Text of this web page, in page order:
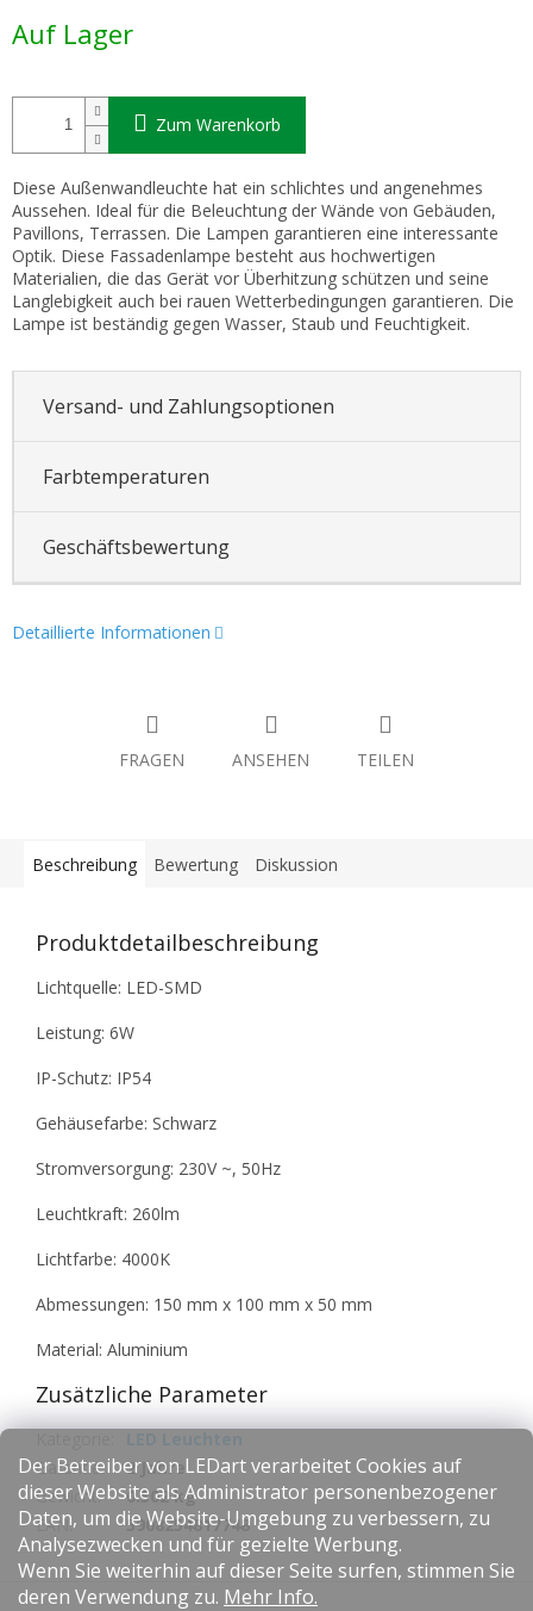
Der Betreiber von LEDart verarbeitet Cookies auf
dieser Website als Administrator personenbezogener
Daten, um die Website-Umgebung zu verbessern, zu
Analysezwecken und für gezielte Werbung.
Wenn Sie weiterhin auf dieser Seite surfen, stimmen Sie
deren Verwendung zu. Mehr Info.
Auf Lager
Zum Warenkorb
Diese Außenwandleuchte hat ein schlichtes und angenehmes
Aussehen. Ideal für die Beleuchtung der Wände von Gebäuden,
Pavillons, Terrassen. Die Lampen garantieren eine interessante
Optik. Diese Fassadenlampe besteht aus hochwertigen
Materialien, die das Gerät vor Überhitzung schützen und seine
Langlebigkeit auch bei rauen Wetterbedingungen garantieren. Die
Lampe ist beständig gegen Wasser, Staub und Feuchtigkeit.
Versand- und Zahlungsoptionen
Farbtemperaturen
Geschäftsbewertung
Detaillierte Informationen
FRAGEN ANSEHEN TEILEN
Beschreibung Bewertung Diskussion
Produktdetailbeschreibung
Lichtquelle: LED-SMD
Leistung: 6W
IP-Schutz: IP54
Gehäusefarbe: Schwarz
Stromversorgung: 230V ~, 50Hz
Leuchtkraft: 260lm
Lichtfarbe: 4000K
Abmessungen: 150 mm x 100 mm x 50 mm
Material: Aluminium
Zusätzliche Parameter
Garantie:
2 Jahre
Gewicht:
0.502 kg
EAN: 5908254817748